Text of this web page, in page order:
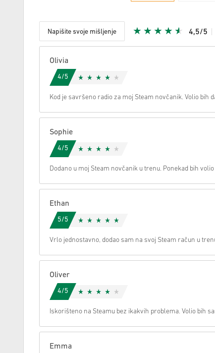
Napišite svoje mišljenje 4,5/5
Možemo li vam pomoći oko nečega?
Olivia
4/5
Kod je savršeno radio za moj Steam novčanik. Volio bih
Sophie
4/5
Dodano u moj Steam novčanik u trenu. Ponekad bih
Ethan
5/5
Vrlo jednostavno, dodao sam na svoj Steam račun u
Oliver
4/5
Iskorišteno na Steamu bez ikakvih problema. Volio bih
Emma